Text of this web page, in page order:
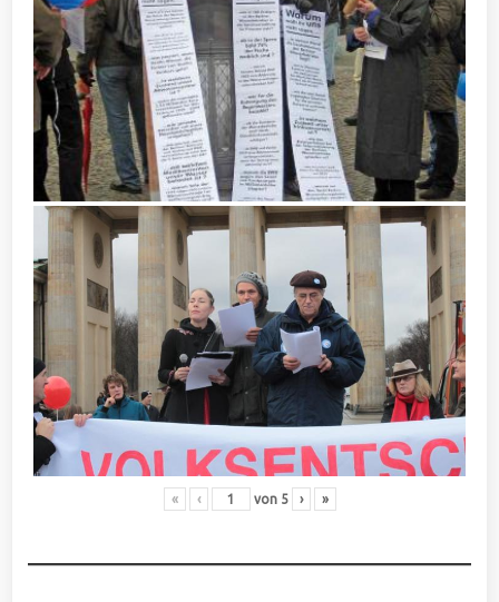
« ‹ von 5 › »